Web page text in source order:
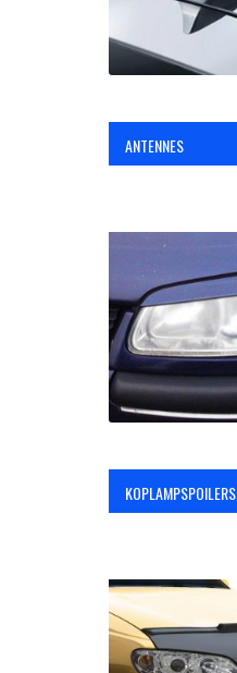
Bedrijfswagen parts
Inloggen / Registreren
ANTENNES
KOPLAMPSPOILERS